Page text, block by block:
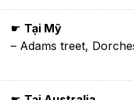
☛ Tại Mỹ
– Adams treet,